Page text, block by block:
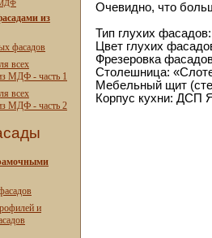
МДФ
из
фасадов
всех
МДФ - часть 1
всех
МДФ - часть 2
и
Очевидно, что
Тип глухих
Цвет глухих
Фрезеровка
Столешница:
Мебельный щит
Корпус кухни: ДСП